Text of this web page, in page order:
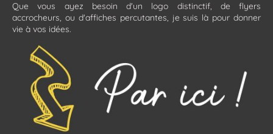
Que vous ayez besoin d'un logo distinctif, de flyers
accrocheurs, ou d'affiches percutantes, je suis là pour donner
vie à vos idées.